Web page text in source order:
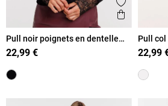
Ajouter aux
Aperçu
Pull noir poignets en dentelle
femme
22,99 €
Pull
22,99